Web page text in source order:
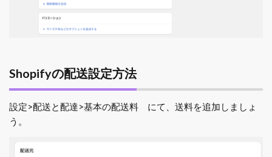
Shopifyの配送設定方法
設定>配送と配達>基本の配送料 にて、送料を追加しましょ
う。